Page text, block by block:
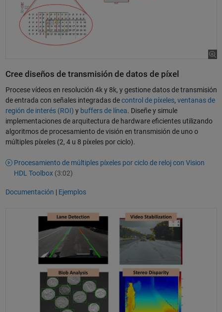
Cree diseños de transmisión de datos de píxel
Procese vídeos en resolución 4k y 8k, y gestione datos de transmisión
de entrada con señales integradas decontrol de píxeles, ventanas de
región de interés (ROI) y buffers de línea. Diseñe y simule
implementaciones de arquitectura de hardware eficientes utilizando
algoritmos de procesamiento de visión en transmisión de uno o
múltiples píxeles (2, 4 u 8 píxeles por ciclo).
Procesamiento de múltiples píxeles por ciclo de reloj con Vision
HDL Toolbox (3:02)
Documentación | Ejemplos